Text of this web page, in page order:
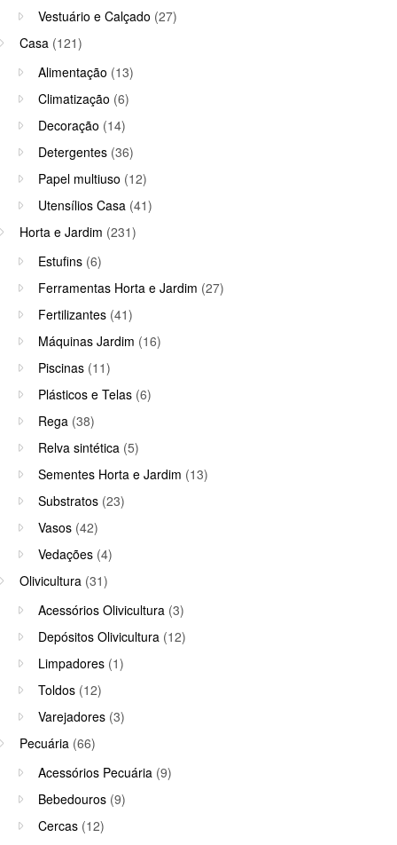
Vestuário e Calçado (27)
Casa (121)
Alimentação (13)
Climatização (6)
Decoração (14)
Detergentes (36)
Papel multiuso (12)
Utensílios Casa (41)
Horta e Jardim (231)
Estufins (6)
Ferramentas Horta e Jardim (27)
Fertilizantes (41)
Máquinas Jardim (16)
Piscinas (11)
Plásticos e Telas (6)
Rega (38)
Relva sintética (5)
Sementes Horta e Jardim (13)
Substratos (23)
Vasos (42)
Vedações (4)
Olivicultura (31)
Acessórios Olivicultura (3)
Depósitos Olivicultura (12)
Limpadores (1)
Toldos (12)
Varejadores (3)
Pecuária (66)
Acessórios Pecuária (9)
Bebedouros (9)
Cercas (12)